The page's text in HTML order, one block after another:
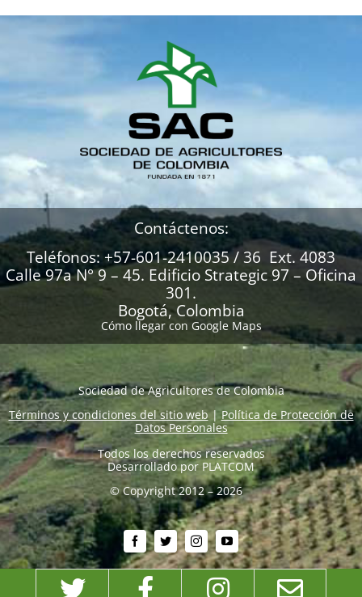
Contáctenos:
Teléfonos: +57-601-2410035 / 36 Ext. 4083
Calle 97a N° 9 – 45. Edificio Strategic 97 – Oficina
301.
Bogotá, Colombia
Cómo llegar con Google Maps
Sociedad de Agricultores de Colombia
Términos y condiciones del sitio web|Política de Protección de
Datos Personales
Todos los derechos reservados
Desarrollado por PLATCOM
© Copyright 2012 – 2026
Twitter FacebookInstagram